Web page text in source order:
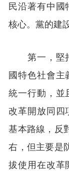
民沿著有中國
核心。黨的建
第一，堅持
國特色社會主
統一行動，並
改革開放同四
基本路線，反
右，但主要是
拔使用在改革